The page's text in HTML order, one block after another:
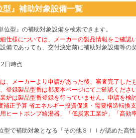
型』補助対象設備一覧
位型』の補助対象設備を検索できます。
仕様については、メーカーの製品情報をご確認
備であっても、交付決定前に補助対象設備等の
日時点
、メーカーより申請があった後、審査完了した
登録製品型番は都度本ページにてご確認くださ
炉は製品型番登録を行っていません。申請を検
正予算 省エネルギー投資促進・需要構造転換
ヒートポンプ給湯器」「低炭素工業炉」「高
で補助対象となる「その他ＳＩＩが認めた高